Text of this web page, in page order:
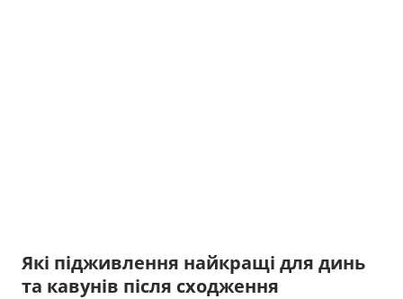
Які підживлення найкращі для динь
та кавунів після сходження